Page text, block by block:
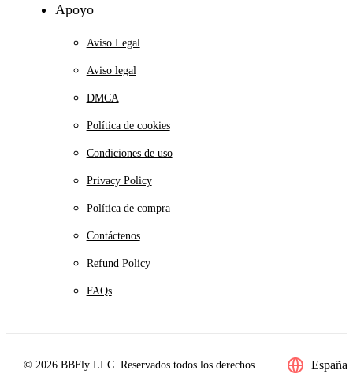
Apoyo
Aviso Legal
Aviso legal
DMCA
Política de cookies
Condiciones de uso
Privacy Policy
Política de compra
Contáctenos
Refund Policy
FAQs
© 2026 BBFly LLC. Reservados todos los derechos España